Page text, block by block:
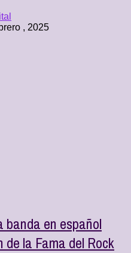
, 2025
banda en español
la Fama del Rock